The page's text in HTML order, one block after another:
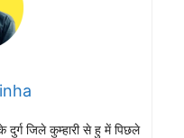
दुर्ग जिले कुम्हारी से हु में पिछले